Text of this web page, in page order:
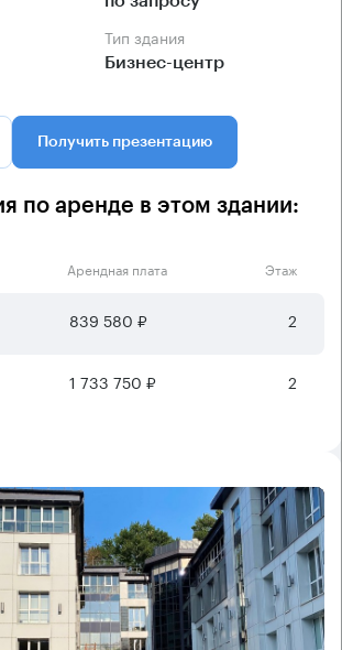
Тип здания
Бизнес-центр
Получить презентацию
по аренде в этом здании:
Арендная плата Этаж
839 580 ₽ 2
1 733 750 ₽ 2